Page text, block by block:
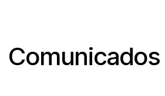
Comunicados